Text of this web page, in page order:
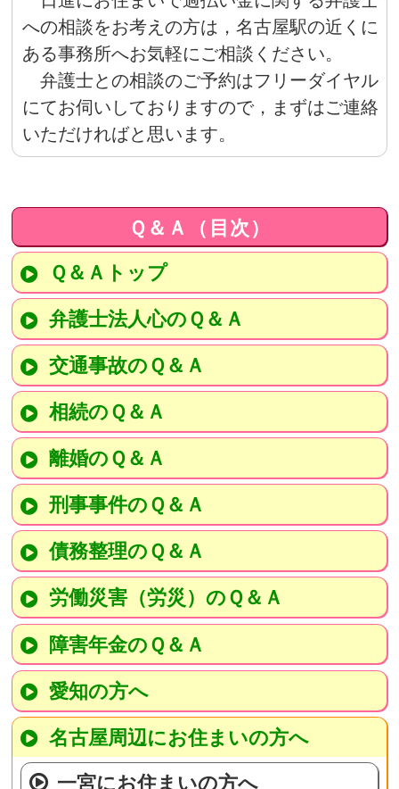
への相談をお考えの方は，名古屋駅の近くに
ある事務所へお気軽にご相談ください。
弁護士との相談のご予約はフリーダイヤル
にてお伺いしておりますので，まずはご連絡
いただければと思います。
Ｑ＆Ａ（目次）
Ｑ＆Ａトップ
弁護士法人心のＱ＆Ａ
交通事故のＱ＆Ａ
相続のＱ＆Ａ
離婚のＱ＆Ａ
刑事事件のＱ＆Ａ
債務整理のＱ＆Ａ
労働災害（労災）のＱ＆Ａ
障害年金のＱ＆Ａ
愛知の方へ
名古屋周辺にお住まいの方へ
一宮にお住まいの方へ